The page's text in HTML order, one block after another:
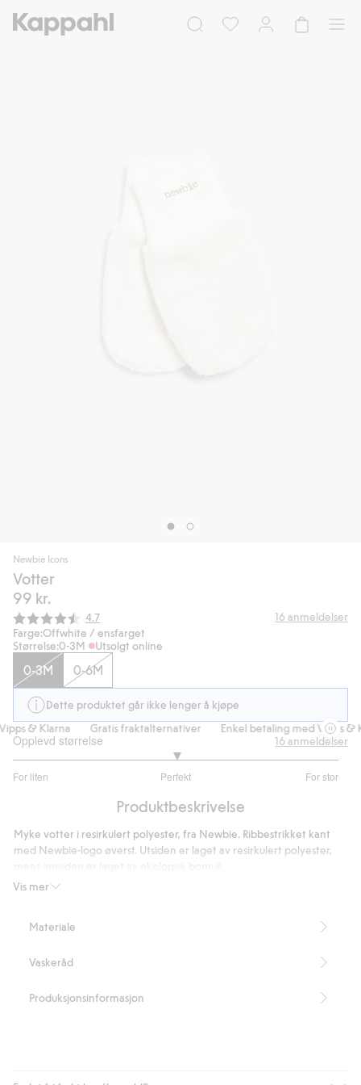
Newbie Icons
Votter
99 kr.
Gjennomsnittskarakter:
4.7 16 anmeldelser
Farge:Offwhite / ensfarget
Størrelse:0-3M Utsolgt online
0-3M 0-6M
Dette produktet går ikke lenger å kjøpe
& Klarna
Gratis fraktalternativer Enkel betaling med Vipps &
Opplevd størrelse
For liten Perfekt For stor
av
6
stemmer
16 anmeldelser
Produktbeskrivelse
Vis mer
Myke votter i resirkulert polyester, fra Newbie. Ribbestrikket kant
med Newbie-logo øverst. Utsiden er laget av resirkulert polyester,
Artikkelnummer
Materiale
Vaskeråd
Produksjonsinformasjon